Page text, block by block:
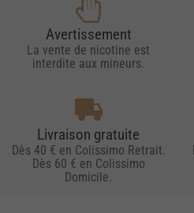
Avertissement
La vente de nicotine est
interdite aux mineurs.
Livraison gratuite
Dès 40 € en Colissimo Retrait.
Dès 60 € en Colissimo
Domicile.